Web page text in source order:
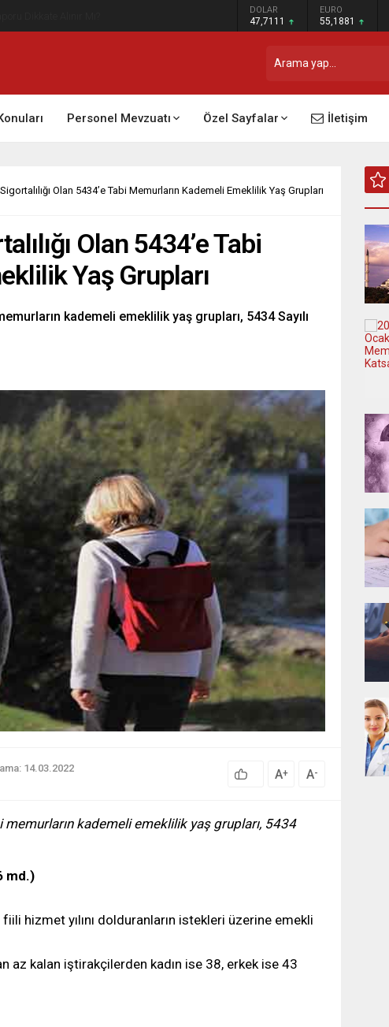
DOLAR
47,7111
EURO
55,1881
Personel Mevzuatı Özel Sayfalar İletişim
Olan 5434’e Tabi Memurların Kademeli Emeklilik Yaş Grupları
Olan 5434’e Tabi
Yaş Grupları
kademeli emeklilik yaş grupları, 5434 Sayılı
14.03.2022
A+ A-
memurların kademeli emeklilik yaş grupları, 5434
md.)
hizmet yılını dolduranların istekleri üzerine emekli
az kalan iştirakçilerden kadın ise 38, erkek ise 43